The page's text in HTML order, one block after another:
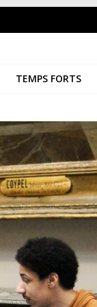
TEMPS FORTS